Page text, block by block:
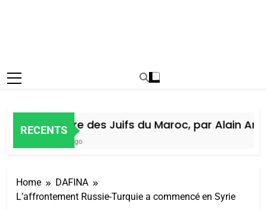
RECENTS
Histoire des Juifs du Maroc, par Alain Amiel
Home
DAFINA
L’affrontement Russie-Turquie a commencé en Syrie